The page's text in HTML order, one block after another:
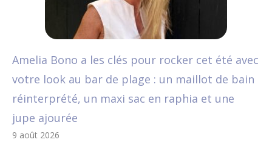
Amelia Bono a les clés pour rocker cet été avec
votre look au bar de plage : un maillot de bain
réinterprété, un maxi sac en raphia et une
jupe ajourée
9 août 2026